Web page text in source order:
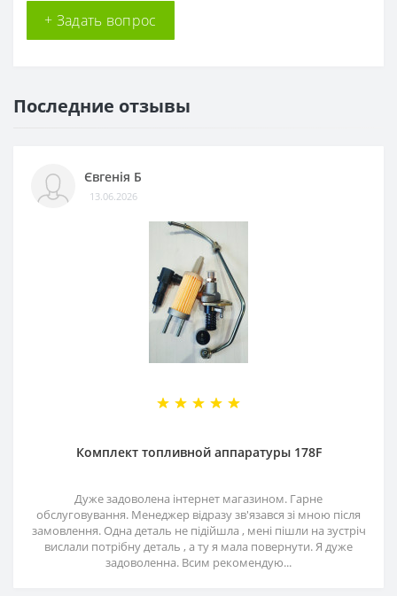
+ Задать вопрос
Последние отзывы
Євгенія Б
13.06.2026
Комплект топливной аппаратуры 178F
Дуже задоволена інтернет магазином. Гарне
обслуговування. Менеджер відразу зв'язався зі мною після
замовлення. Одна деталь не підійшла , мені пішли на зустріч
вислали потрібну деталь , а ту я мала повернути. Я дуже
задоволенна. Всим рекомендую...